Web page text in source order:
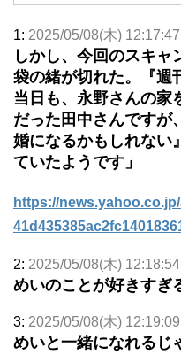
1: 2025/05/08(木)
しかし、今回のスキャ
袋の緒が切れた。『週
当日も、永野さんの家
だった田中さんですが
婚になるかもしれない
ていたようです」
https://
2: 2025/05/08(木)
めいのことが好きすぎ
3: 2025/05/08(木)
めいと一緒になれるじ